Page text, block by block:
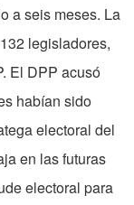
a seis meses. La
legisladores,
El DPP acusó
habían sido
electoral del
en las futuras
electoral para